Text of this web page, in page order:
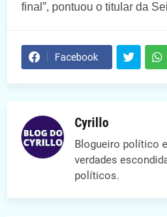
final”, pontuou o titular da
Facebook
Cyrillo
Blogueiro político
verdades
políticos.